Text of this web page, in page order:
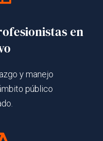
en
y manejo
público